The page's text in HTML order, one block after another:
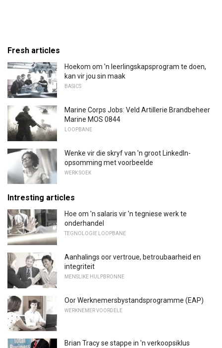
Fresh articles
Hoekom om 'n leerlingskapsprogram te doen,
kan vir jou sin maak
BASICS
Marine Corps Jobs: Veld Artillerie Brandbeheer
Marine MOS 0844
LOOPBANE
Wenke vir die skryf van 'n groot LinkedIn-
opsomming met voorbeelde
WERK SOEK
Intresting articles
Hoe om 'n salaris vir 'n tegniese werk te
onderhandel
TEGNOLOGIE LOOPBANE
Aanhalings oor vertroue, betroubaarheid en
integriteit
MENSLIKE HULPBRONNE
Oor Werknemersbystandsprogramme (EAP)
WERKNEMER VOORDELE
Brian Tracy se stappe in 'n verkoopsiklus